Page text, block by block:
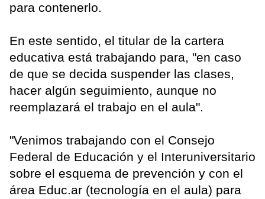
para contenerlo.
En este sentido, el titular de la cartera
educativa está trabajando para, "en caso
de que se decida suspender las clases,
hacer algún seguimiento, aunque no
reemplazará el trabajo en el aula".
"Venimos trabajando con el Consejo
Federal de Educación y el Interuniversitario
sobre el esquema de prevención y con el
área Educ.ar (tecnología en el aula) para